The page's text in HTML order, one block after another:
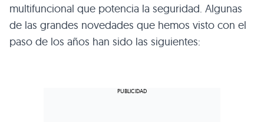
multifuncional que potencia la seguridad. Algunas
de las grandes novedades que hemos visto con el
paso de los años han sido las siguientes: